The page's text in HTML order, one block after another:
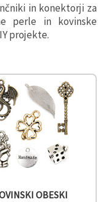
in konektorji za
perle in kovinske
projekte.
OBESKI